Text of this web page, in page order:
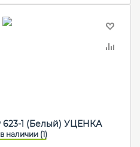
623-1 (Белый) УЦЕНКА